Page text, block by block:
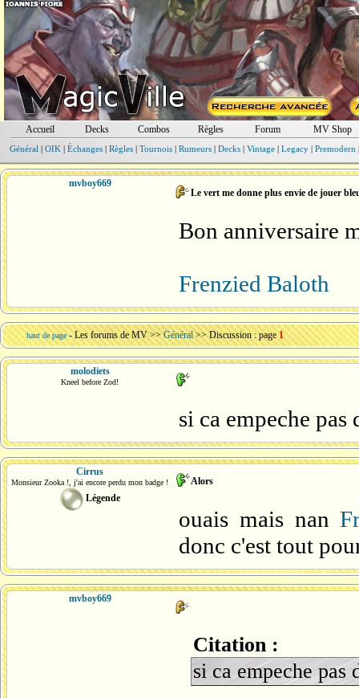
Accueil Decks Combos Règles Forum MV Shop
Général | OIK | Échanges| Règles| Tournois| Rumeurs| Decks| Vintage| Legacy| Premodern
mvboy669
Le vert me donne plus envie de jouer
Bon anniversaire
Frenzied Baloth
haut de page -Les forums de MV>>Général>> Discussion : page 1
molodiets
Kneel before Zod!
si ca empeche
Cirrus
Monsieur Zooka !, j'ai encore perdu mon badge !
Légende
Alors
ouais mais nan
donc c'est tout
mvboy669
Citation :
si ca empeche